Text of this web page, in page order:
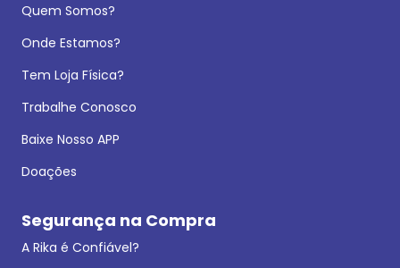
Quem Somos?
Onde Estamos?
Tem Loja Física?
Trabalhe Conosco
Baixe Nosso APP
Doações
Segurança na Compra
A Rika é Confiável?